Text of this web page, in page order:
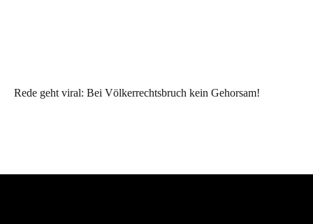
Rede geht viral: Bei Völkerrechtsbruch kein Gehorsam!